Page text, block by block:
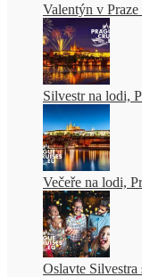
Valentýn v
Silvestr na lodi,
Večeře na lodi,
Oslavte